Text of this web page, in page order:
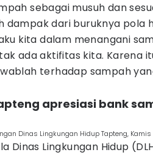
sebagai musuh dan
dampak dari buruknya pola
kita dalam menangani
ada aktifitas kita. Karena
terhadap sampah
apresiasi bank
Dinas Lingkungan Hidup Tapteng, Kamis
Dinas Lingkungan Hidup